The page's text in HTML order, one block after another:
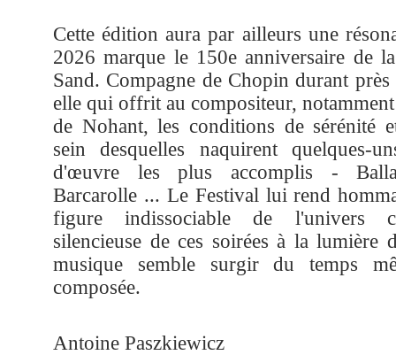
Cette édition aura par ailleurs une
2026 marque le 150e anniversaire de
Sand. Compagne de Chopin durant près
elle qui offrit au compositeur,
de Nohant, les conditions de sérénité
sein desquelles naquirent quelques-
d'œuvre les plus accomplis -
Barcarolle ... Le Festival lui rend
figure indissociable de l'univers
silencieuse de ces soirées à la lumière
musique semble surgir du temps
composée.
Antoine Paszkiewicz